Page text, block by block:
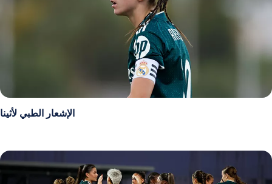
الإشعار الطبي لأثينا